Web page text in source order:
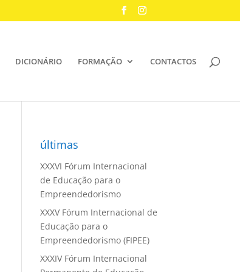
DICIONÁRIO FORMAÇÃO CONTACTOS
últimas
XXXVI Fórum Internacional
de Educação para o
Empreendedorismo
XXXV Fórum Internacional de
Educação para o
Empreendedorismo (FIPEE)
XXXIV Fórum Internacional